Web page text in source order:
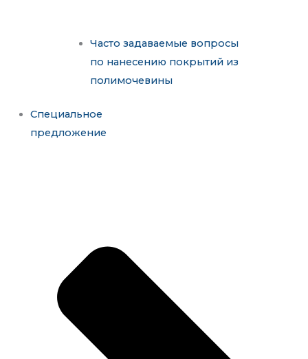
Часто задаваемые вопросы
по нанесению покрытий из
полимочевины
Специальное
предложение